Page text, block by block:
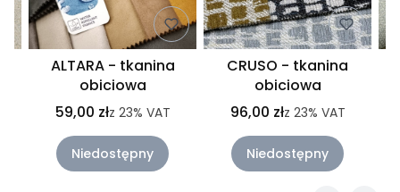
ALTARA - tkanina
obiciowa
59,00 złz 23% VAT
Niedostępny
CRUSO - tkanina
obiciowa
96,00 złz 23% VAT
Niedostępny